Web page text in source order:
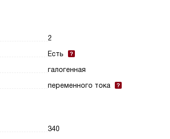
2
Есть
галогенная
переменного тока
340